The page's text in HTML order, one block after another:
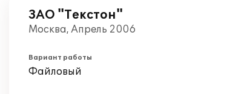
ЗАО "Текстон"
Москва, Апрель 2006
Вариант работы
Файловый